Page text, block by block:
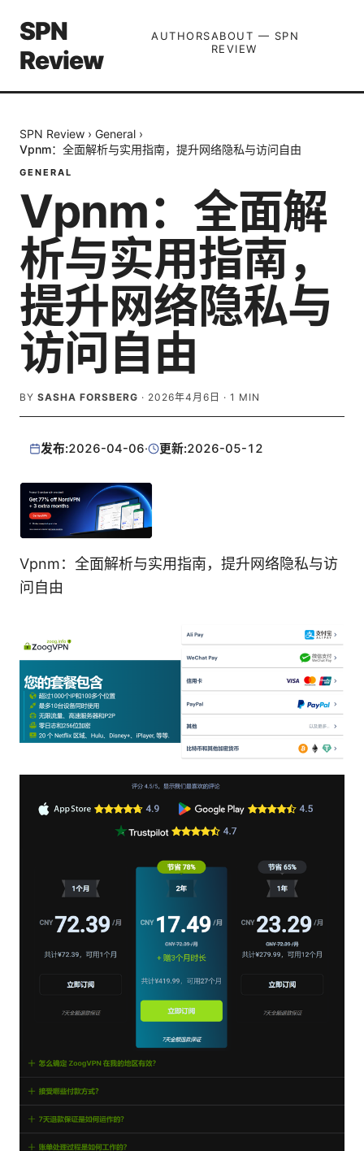
SPN
Review
AUTHORSABOUT — SPN
REVIEW
SPN Review › General ›
Vpnm：全面解析与实用指南，提升网络隐私与访问自由
GENERAL
Vpnm：全面解
析与实用指南，
提升网络隐私与
访问自由
BY SASHA FORSBERG · 2026年4月6日 · 1 MIN
发布:2026-04-06· 更新:2026-05-12
Vpnm：全面解析与实用指南，提升网络隐私与访
问自由